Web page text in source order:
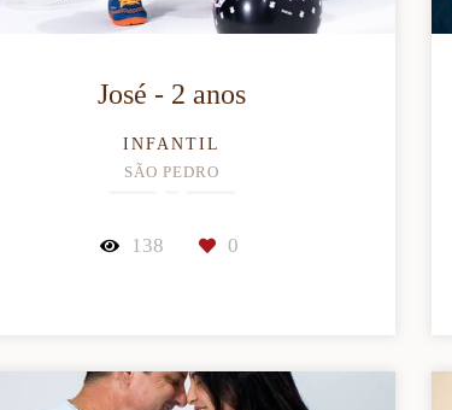
José - 2 anos
INFANTIL
SÃO PEDRO
138 0